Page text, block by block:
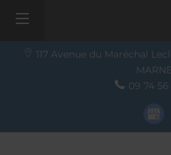
117 Avenue du Maréchal
MARNE
09 74